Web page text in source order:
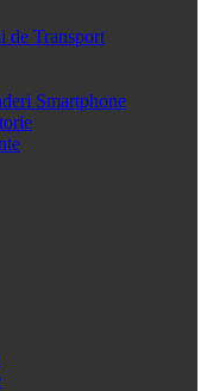
de Transport
Smartphone